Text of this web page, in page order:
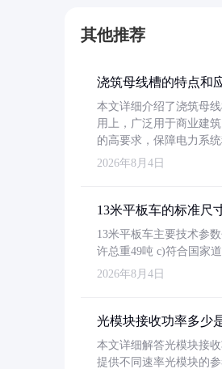
其他推荐
浇筑母线槽的特点和
本文详细介绍了浇筑母
用上，广泛用于商业建
的高要求，保障电力系统
2026年8月4日
13米平板车的标准尺
13米平板车主要技术参
许总重49吨 c)符合国家
2026年8月4日
光模块接收功率多少
本文详细解答光模块接
提供不同速率光模块的